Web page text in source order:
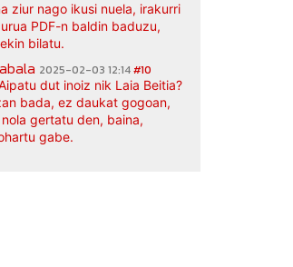
ziur nago ikusi nuela, irakurri
PDF-n baldin baduzu,
bilatu.
2025-02-03 12:14#10
dut inoiz nik Laia Beitia?
bada, ez daukat gogoan,
gertatu den, baina,
gabe.